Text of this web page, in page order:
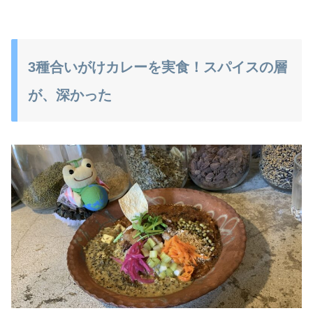
3種合いがけカレーを実食！スパイスの層
が、深かった